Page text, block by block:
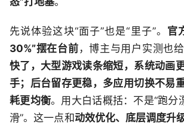
先说体验这块“面子”也是“里子”。 官
30%”摆在台前 ，博主与用户实测也给
快了，大型游戏读条缩短，系统动画
手；后台留存更稳，多应用切换不易
耗更均衡。用大白话概括：不是“跑分
滑”。这一点和 动效优化、底层调度升